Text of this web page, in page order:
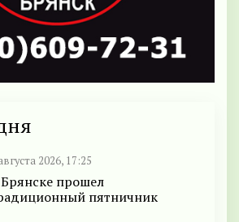
2026, 17:25
прошел
пятничник